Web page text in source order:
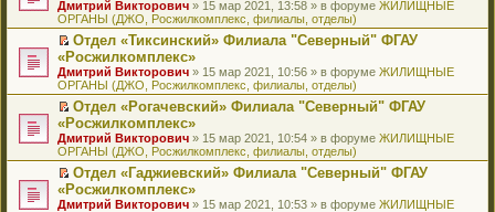
е
н
и
ю
с
о
о
б
щ
е
н
и
ю
н
н
о
м
у
с
о
о
б
щ
е
н
и
ю
о
ч
и
т
а
н
н
о
м
у
с
о
о
б
щ
е
у
н
е
п
р
о
ч
и
т
а
н
н
о
м
у
с
е
р
в
о
м
у
н
е
п
р
о
ч
и
т
а
н
и
к
п
е
р
в
о
м
у
н
е
п
р
о
ч
р
е
й
т
к
п
е
р
о
м
у
н
Дмитрий Викторович » 15 мар 2021, 13:58 » в форуме ЖИЛИЩНЫЕ
ОРГАНЫ (ДЖО, Росжилкомплекс, филиалы, отделы)
П
р
е
й
т
к
п
е
р
Отдел «Тиксинский» Филиала "Северный" ФГАУ
«Росжилкомплекс»
Дмитрий Викторович » 15 мар 2021, 10:56 » в форуме ЖИЛИЩНЫЕ
ОРГАНЫ (ДЖО, Росжилкомплекс, филиалы, отделы)
П
р
е
й
т
Отдел «Рогачевский» Филиала "Северный" ФГАУ
«Росжилкомплекс»
Дмитрий Викторович » 15 мар 2021, 10:54 » в форуме ЖИЛИЩНЫЕ
ОРГАНЫ (ДЖО, Росжилкомплекс, филиалы, отделы)
П
Отдел «Гаджиевский» Филиала "Северный" ФГАУ
«Росжилкомплекс»
Дмитрий Викторович » 15 мар 2021, 10:53 » в форуме ЖИЛИЩНЫЕ